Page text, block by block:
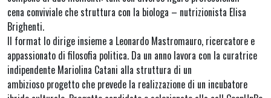
cena conviviale che struttura con la biologa – nutrizionista Elisa
Brighenti.
Il format lo dirige insieme a Leonardo Mastromauro, ricercatore e
appassionato di filosofia politica. Da un anno lavora con la curatrice
indipendente Mariolina Catani alla struttura di un
ambizioso progetto che prevede la realizzazione di un incubatore